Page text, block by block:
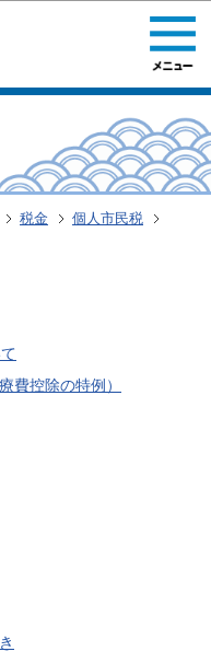
へ移動
税金
個人市民税
費控除の特例）